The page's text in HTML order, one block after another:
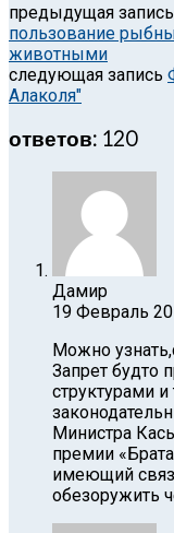
предыдущая запись
пользование
животными
следующая запись
Алаколя"
ответов: 120
Дамир
19 Февраль
Можно
Запрет будто
структурами
Министра
премии
имеющий
обезоружить